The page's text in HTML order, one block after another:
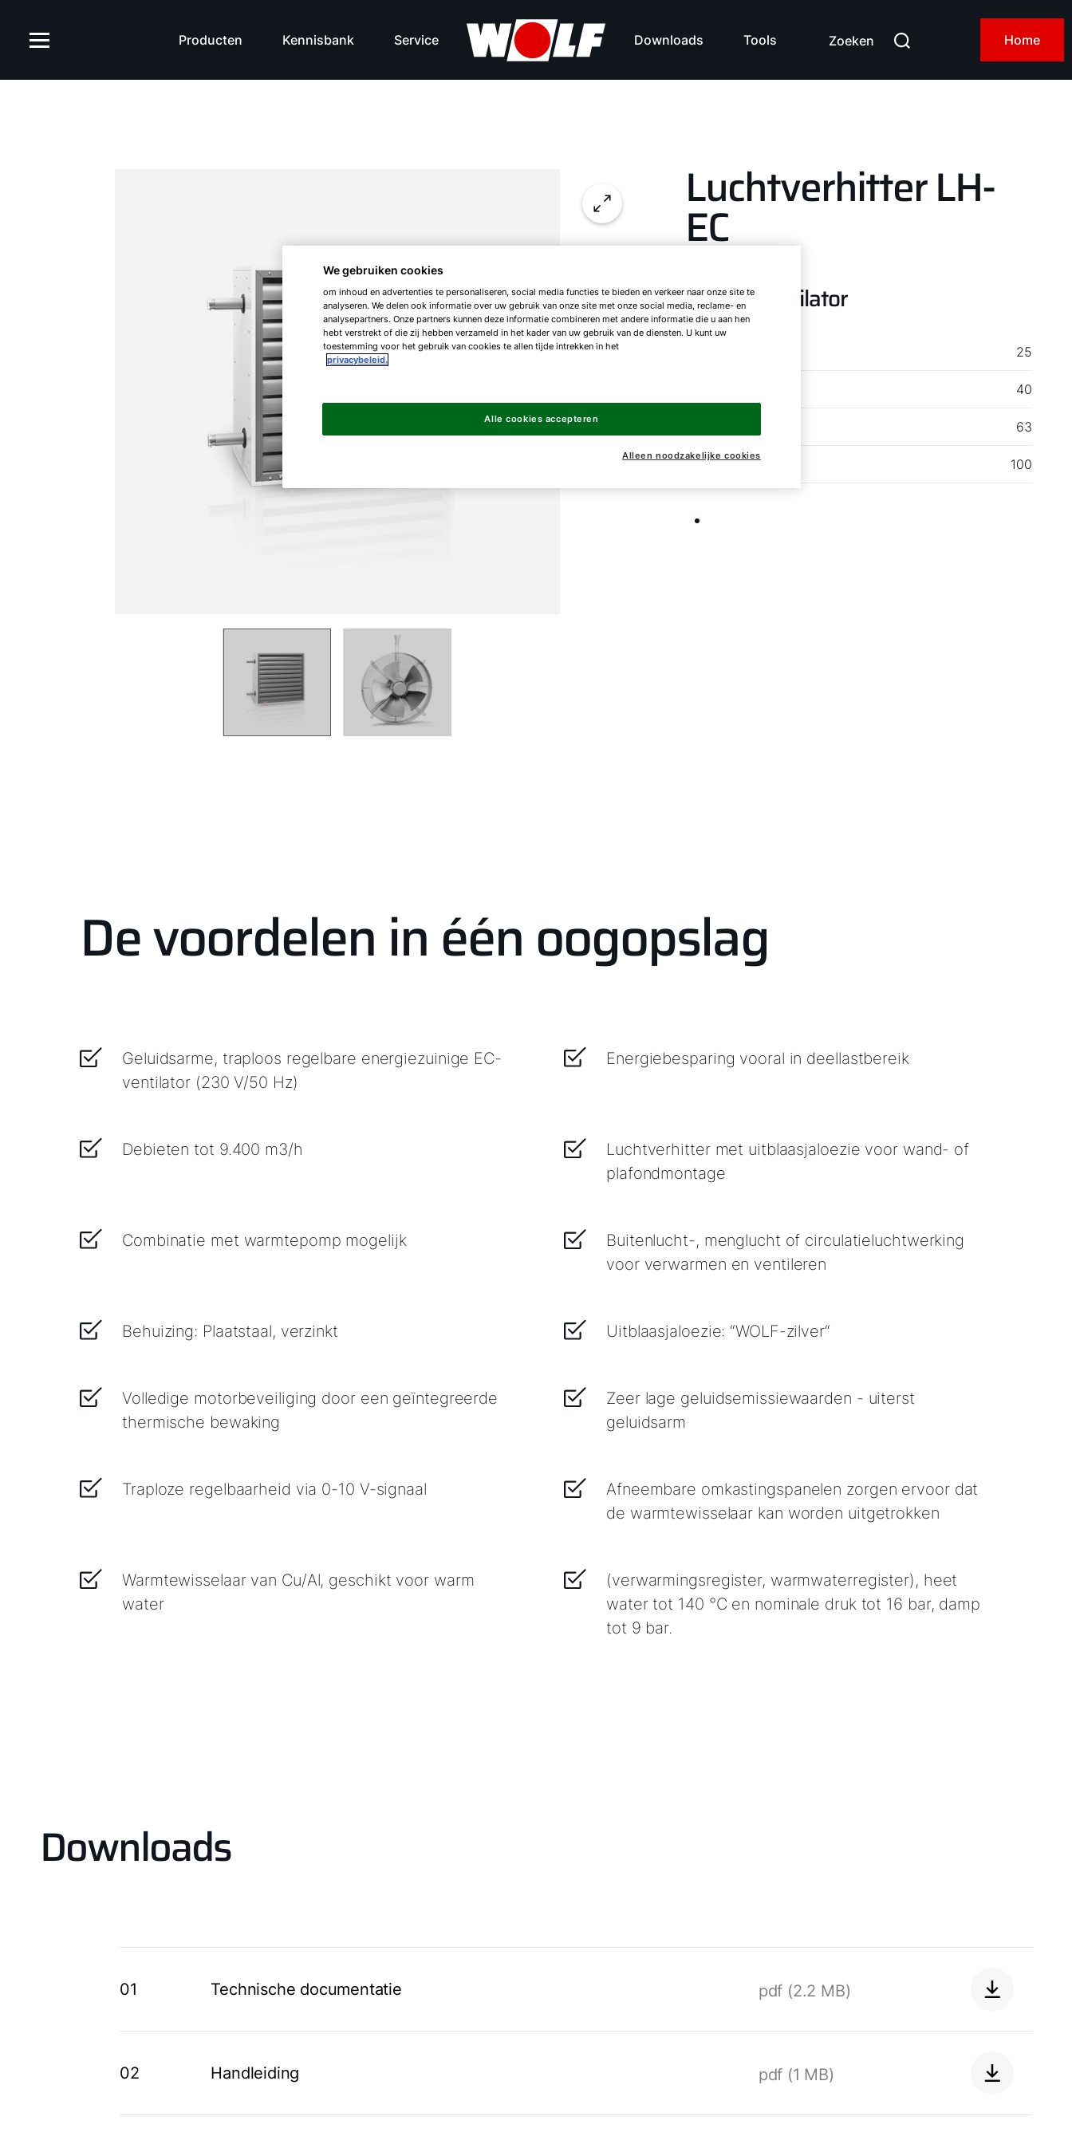
Producten Kennisbank Service Downloads Tools Zoeken Home
Luchtverhitter LH-
EC
met EC-ventilator
25
40
63
LH-EC 100
De voordelen in één oogopslag
Geluidsarme, traploos regelbare energiezuinige EC-
ventilator (230 V/50 Hz)
Energiebesparing vooral in deellastbereik
Debieten tot 9.400 m3/h
Luchtverhitter met uitblaasjaloezie voor wand- of
plafondmontage
Combinatie met warmtepomp mogelijk
Buitenlucht-, menglucht of circulatieluchtwerking
voor verwarmen en ventileren
Behuizing: Plaatstaal, verzinkt Uitblaasjaloezie: “WOLF-zilver“
Volledige motorbeveiliging door een geïntegreerde
thermische bewaking
Zeer lage geluidsemissiewaarden - uiterst
geluidsarm
Traploze regelbaarheid via 0-10 V-signaal
Afneembare omkastingspanelen zorgen ervoor dat
de warmtewisselaar kan worden uitgetrokken
Warmtewisselaar van Cu/Al, geschikt voor warm
water
(verwarmingsregister, warmwaterregister), heet
water tot 140 °C en nominale druk tot 16 bar, damp
tot 9 bar.
Downloads
01 Technische documentatie pdf (2.2 MB)
02 Handleiding pdf (1 MB)
Ook interessant?
We gebruiken cookies
om inhoud en advertenties te personaliseren, social media functies te bieden en verkeer naar onze site te
analyseren. We delen ook informatie over uw gebruik van onze site met onze social media, reclame- en
analysepartners. Onze partners kunnen deze informatie combineren met andere informatie die u aan hen
hebt verstrekt of die zij hebben verzameld in het kader van uw gebruik van de diensten. U kunt uw
toestemming voor het gebruik van cookies te allen tijde intrekken in het
privacybeleid.
Alleen noodzakelijke cookies
Alle cookies accepteren